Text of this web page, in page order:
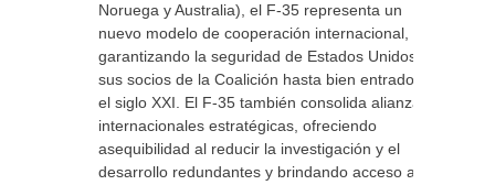
Noruega y Australia), el F-35 representa un
nuevo modelo de cooperación internacional,
garantizando la seguridad de Estados Unidos y
sus socios de la Coalición hasta bien entrado
el siglo XXI. El F-35 también consolida alianzas
internacionales estratégicas, ofreciendo
asequibilidad al reducir la investigación y el
desarrollo redundantes y brindando acceso a